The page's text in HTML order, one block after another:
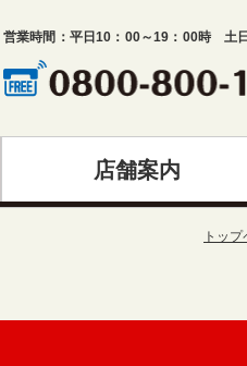
営業時間：平日10：00～19：00時 土
店舗案内
トッ